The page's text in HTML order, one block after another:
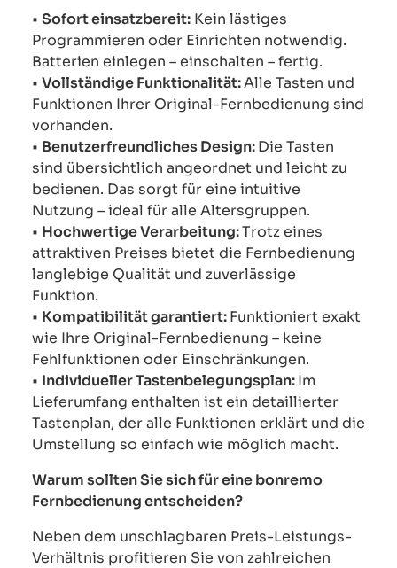
• Sofort einsatzbereit: Kein lästiges
Programmieren oder Einrichten notwendig.
Batterien einlegen – einschalten – fertig.
• Vollständige Funktionalität:Alle Tasten und
Funktionen Ihrer Original-Fernbedienung sind
vorhanden.
• Benutzerfreundliches Design:Die Tasten
sind übersichtlich angeordnet und leicht zu
bedienen. Das sorgt für eine intuitive
Nutzung – ideal für alle Altersgruppen.
• Hochwertige Verarbeitung:Trotz eines
attraktiven Preises bietet die Fernbedienung
langlebige Qualität und zuverlässige
Funktion.
• Kompatibilität garantiert:Funktioniert exakt
wie Ihre Original-Fernbedienung – keine
Fehlfunktionen oder Einschränkungen.
• Individueller Tastenbelegungsplan:Im
Lieferumfang enthalten ist ein detaillierter
Tastenplan, der alle Funktionen erklärt und die
Umstellung so einfach wie möglich macht.
Warum sollten Sie sich für eine bonremo
Fernbedienung entscheiden?
Neben dem unschlagbaren Preis-Leistungs-
Verhältnis profitieren Sie von zahlreichen